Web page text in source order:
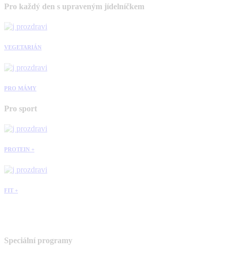
Pro každý den s upraveným jídelníčkem
VEGETARIÁN
PRO MÁMY
Pro sport
PROTEIN +
FIT +
Speciální programy